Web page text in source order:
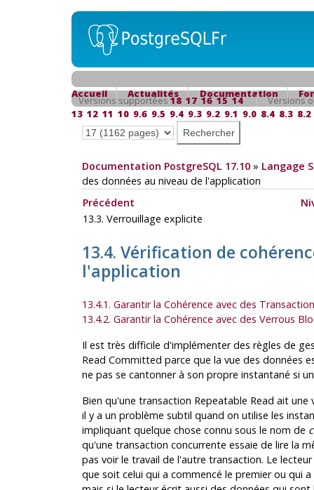
Accueil Actualités Documentation
Versions supportées18 17 16 15 14
Versions
13 12 11 10 9.6 9.5 9.4 9.3 9.2 9.1 9.0 8.4 8.3 8.2
Documentation PostgreSQL 17.10» Langage
des données au niveau de l'application
Précédent
13.3. Verrouillage explicite
13.4. Vérification de
l'application
13.4.1. Garantir la Cohérence avec des
13.4.2. Garantir la Cohérence avec des Verrous
Il est très difficile d'implémenter des règles de
Read Committed parce que la vue des données
ne pas se cantonner à son propre instantané si
Bien qu'une transaction Repeatable Read ait
il y a un problème subtil quand on utilise les
impliquant quelque chose connu sous le nom de
qu'une transaction concurrente essaie de lire la
pas voir le travail de l'autre transaction. Le
que soit celui qui a commencé le premier ou qui